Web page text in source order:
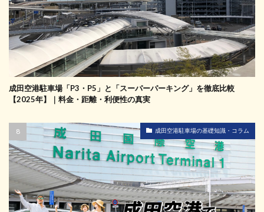
成田空港駐車場「P3・P5」と「スーパーパーキング」を徹底比較
【2025年】｜料金・距離・利便性の真実
成田空港駐車場の基礎知識・コラム